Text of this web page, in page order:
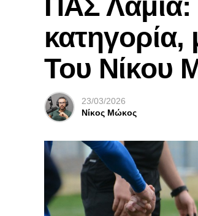
κατηγορία,
Του Νίκου
23/03/2026
Νίκος Μώκος